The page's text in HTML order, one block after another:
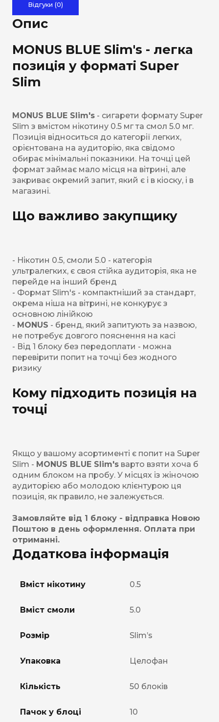
Відгуки (0)
Опис
MONUS BLUE Slim's - легка
позиція у форматі Super
Slim
MONUS BLUE Slim's - сигарети формату Super
Slim з вмістом нікотину 0.5 мг та смол 5.0 мг.
Позиція відноситься до категорії легких,
орієнтована на аудиторію, яка свідомо
обирає мінімальні показники. На точці цей
формат займає мало місця на вітрині, але
закриває окремий запит, який є і в кіоску, і в
магазині.
Що важливо закупщику
- Нікотин 0.5, смоли 5.0 - категорія
ультралегких, є своя стійка аудиторія, яка не
перейде на інший бренд
- Формат Slim's - компактніший за стандарт,
окрема ніша на вітрині, не конкурує з
основною лінійкою
- MONUS - бренд, який запитують за назвою,
не потребує довгого пояснення на касі
- Від 1 блоку без передоплати - можна
перевірити попит на точці без жодного
ризику
Кому підходить позиція на
точці
Якщо у вашому асортименті є попит на Super
Slim - MONUS BLUE Slim's варто взяти хоча б
одним блоком на пробу. У місцях із жіночою
аудиторією або молодою клієнтурою ця
позиція, як правило, не залежується.
Замовляйте від 1 блоку - відправка Новою
Поштою в день оформлення. Оплата при
отриманні.
Додаткова інформація
Вміст нікотину 0.5
Вміст смоли 5.0
Розмір Slim’s
Упаковка Целофан
Кількість 50 блоків
Пачок у блоці 10